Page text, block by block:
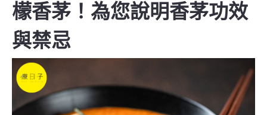
檬香茅！為您說明香茅功效
與禁忌